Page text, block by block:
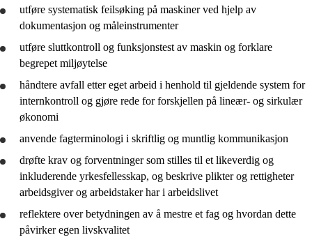
utføre systematisk feilsøking på maskiner ved hjelp av
dokumentasjon og måleinstrumenter
utføre sluttkontroll og funksjonstest av maskin og forklare
begrepet miljøytelse
håndtere avfall etter eget arbeid i henhold til gjeldende system for
internkontroll og gjøre rede forforskjellen på lineær- og sirkulær
økonomi
anvende fagterminologi i skriftlig og muntlig kommunikasjon
drøfte krav og forventninger som stilles til et likeverdig og
inkluderende yrkesfellesskap, og beskrive plikter og rettigheter
arbeidsgiver og arbeidstaker har i arbeidslivet
reflektere over betydningen av å mestre et fag og hvordan dette
påvirker egen livskvalitet